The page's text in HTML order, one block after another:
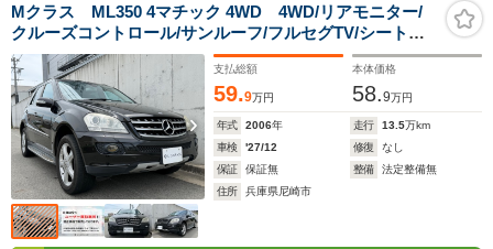
Mクラス ML350 4マチック 4WD 4WD/リアモニター/
クルーズコントロール/サンルーフ/フルセグTV/シートヒ
ーター/バックカメラ/サイドカメラ/ハーフレザーシー
ト/ETC/オートライト/オートエアコン/BT/
支払総額
59.9万円
本体価格
58.9万円
年式 2006年 走行 13.5万km
車検
'27/12 修復
なし
保証
保証無 整備
法定整備無
住所
兵庫県尼崎市